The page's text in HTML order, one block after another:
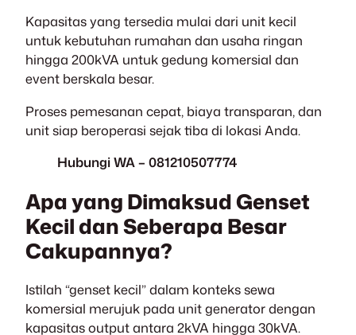
Kapasitas yang tersedia mulai dari unit kecil
untuk kebutuhan rumahan dan usaha ringan
hingga 200kVA untuk gedung komersial dan
event berskala besar.
Proses pemesanan cepat, biaya transparan, dan
unit siap beroperasi sejak tiba di lokasi Anda.
Hubungi WA – 081210507774
Apa yang Dimaksud Genset
Kecil dan Seberapa Besar
Cakupannya?
Istilah “genset kecil” dalam konteks sewa
komersial merujuk pada unit generator dengan
kapasitas output antara 2kVA hingga 30kVA.